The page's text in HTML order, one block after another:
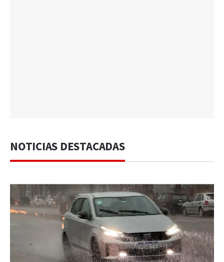
NOTICIAS DESTACADAS